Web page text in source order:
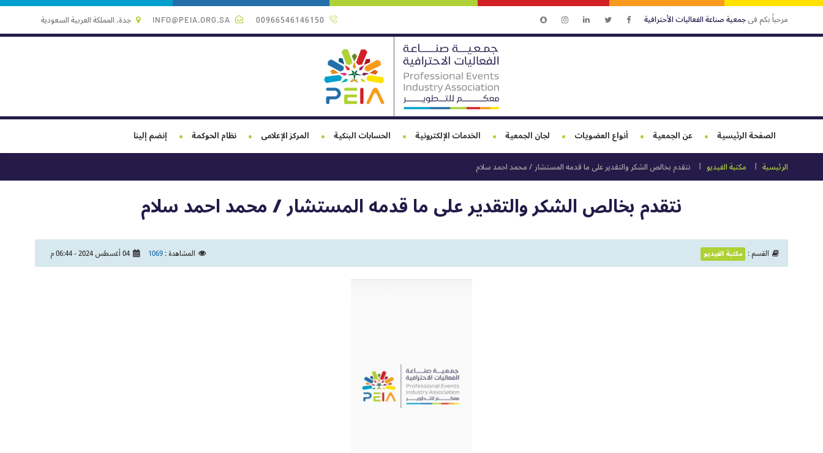
مرحباً بكم فىجمعية صناعة الفعاليات الأحترافية 00966546146150
INFO@PEIA.ORG.SA جدة، المملكة العربية السعودية
الصفحة الرئيسية عن الجمعية أنواع العضويات لجان الجمعية الخدمات الإلكترونية الحسابات البنكية المركز الإعلامى نظام الحوكمة
إنضم إلينا
الرئيسية
مكتبة الفيديو نتقدم بخالص الشكر والتقدير على ما قدمه المستشار / محمد احمد سلام
نتقدم بخالص الشكر والتقدير على ما قدمه المستشار / محمد احمد سلام
القسم : مكتبة الفيديو المشاهدة :1069 04 أغسطس 2024 - 06:44 م